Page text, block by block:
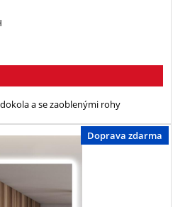
a se zaoblenými rohy
Doprava zdarma